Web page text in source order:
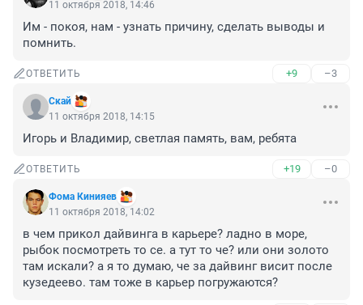
11 октября 2018, 14:46
Им - покоя, нам - узнать причину, сделать выводы и
помнить.
ОТВЕТИТЬ +9 –3
Скай
11 октября 2018, 14:15
Игорь и Владимир, светлая память, вам, ребята
ОТВЕТИТЬ +19 –0
Фома Кинияев
11 октября 2018, 14:02
в чем прикол дайвинга в карьере? ладно в море,
рыбок посмотреть то се. а тут то че? или они золото
там искали? а я то думаю, че за дайвинг висит после
кузедеево. там тоже в карьер погружаются?